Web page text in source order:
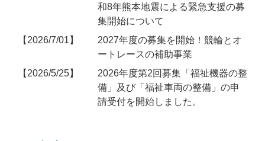
和8年熊本地震による緊急支援の募
集開始について
2026/7/01
2027年度の募集を開始！競輪とオ
ートレースの補助事業
2026/5/25
2026年度第2回募集「福祉機器の整
備」及び「福祉車両の整備」の申
請受付を開始しました。